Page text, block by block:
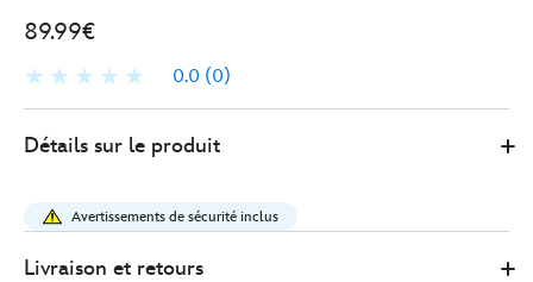
89.99€
0.0 (0)
89.99
heroes-
Détails sur le produit
Avertissements de sécurité inclus
Livraison et retours